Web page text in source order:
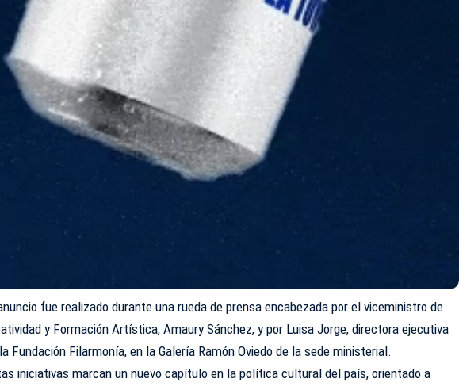
fue realizado durante una rueda de prensa encabezada por el viceministro de
y Formación Artística, Amaury Sánchez, y por Luisa Jorge, directora ejecutiva
Fundación Filarmonía, en la Galería Ramón Oviedo de la sede ministerial.
iniciativas marcan un nuevo capítulo en la política cultural del país, orientado a